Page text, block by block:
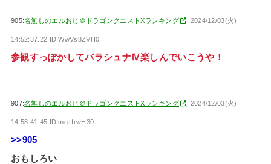
905:名無しのエルおじ＠ドラゴンクエストXランキング 2024/12/03(火)
14:52:37.22 ID:WwVs8ZVH0
参観すっぽかしてバラシュナⅣ楽しんでいこうや！
907:名無しのエルおじ＠ドラゴンクエストXランキング 2024/12/03(火)
14:58:41.45 ID:mg+frwH30
>>905
おもしろい